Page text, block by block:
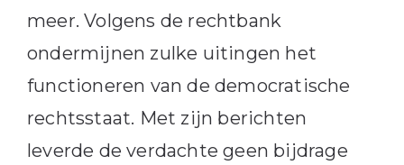
meer. Volgens de rechtbank
ondermijnen zulke uitingen het
functioneren van de democratische
rechtsstaat. Met zijn berichten
leverde de verdachte geen bijdrage